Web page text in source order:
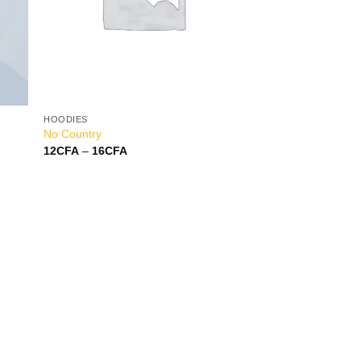
HOODIES
No Country
12CFA – 16CFA